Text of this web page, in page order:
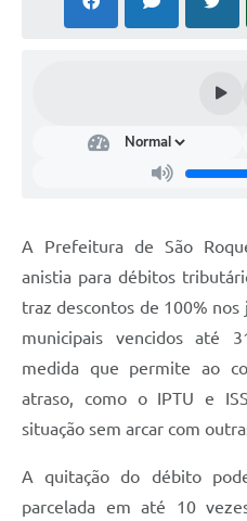
Audiência Pública
Central de Serviço
Contas Públicas
Creches
Cronograma coleta de lixo e seletiva
Banco do Povo
Biblioteca
Bancos conveniados e serviços
A Prefeitura de São
anistia para débitos
traz descontos de 100%
municipais vencidos até
medida que permite ao
atraso, como o IPTU e
situação sem arcar com
A quitação do débito
parcelada em até 10